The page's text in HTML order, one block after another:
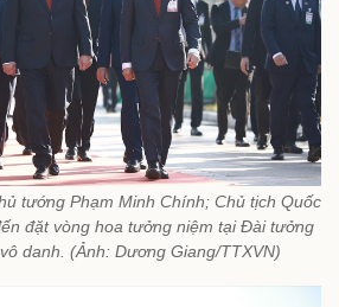
tướng Phạm Minh Chính; Chủ tịch Quốc
đặt vòng hoa tưởng niệm tại Đài tưởng
danh. (Ảnh: Dương Giang/TTXVN)